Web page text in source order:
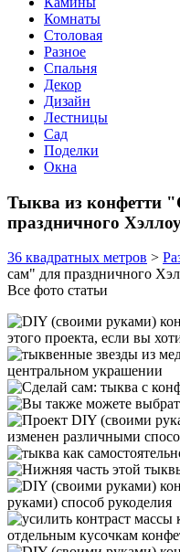
Комнаты
Столовая
Разное
Спальня
Декор
Дизайн
Лестницы
Сад
Поделки
Окна
Тыква из конфетти
праздничного
36 квадратных метров >
сам" для праздничного
Все фото статьи